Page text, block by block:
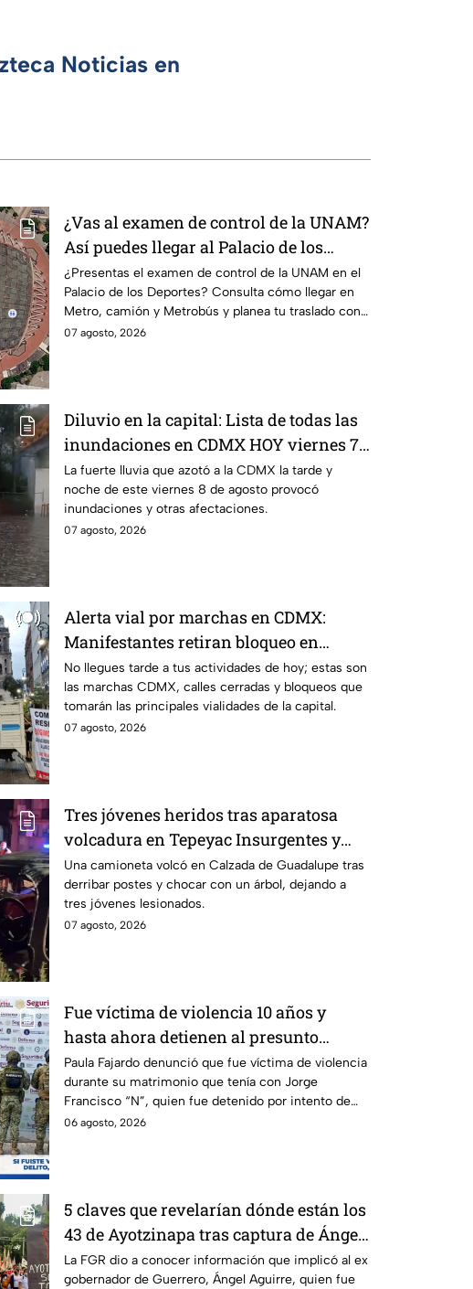
Noticias en
¿Vas al examen de control de la UNAM?
Así puedes llegar al Palacio de los
Deportes en Metro, camión y Metrobús
¿Presentas el examen de control de la UNAM en el
Palacio de los Deportes? Consulta cómo llegar en
Metro, camión y Metrobús y planea tu traslado con
anticipación.
07 agosto, 2026
Diluvio en la capital: Lista de todas las
inundaciones en CDMX HOY viernes 7
de agosto
La fuerte lluvia que azotó a la CDMX la tarde y
noche de este viernes 8 de agosto provocó
inundaciones y otras afectaciones.
07 agosto, 2026
Alerta vial por marchas en CDMX:
Manifestantes retiran bloqueo en
Canela y Eje 3 Sur, colonia Granjas
México
No llegues tarde a tus actividades de hoy; estas son
las marchas CDMX, calles cerradas y bloqueos que
tomarán las principales vialidades de la capital.
07 agosto, 2026
Tres jóvenes heridos tras aparatosa
volcadura en Tepeyac Insurgentes y
operativo en la Juárez, mientras
dormía
Una camioneta volcó en Calzada de Guadalupe tras
derribar postes y chocar con un árbol, dejando a
tres jóvenes lesionados.
07 agosto, 2026
Fue víctima de violencia 10 años y
hasta ahora detienen al presunto
agresor: el caso de Paula Fajardo
Paula Fajardo denunció que fue víctima de violencia
durante su matrimonio que tenía con Jorge
Francisco “N”, quien fue detenido por intento de
feminicidio.
06 agosto, 2026
5 claves que revelarían dónde están los
43 de Ayotzinapa tras captura de Ángel
Aguirre, ex gobernador de Guerrero
La FGR dio a conocer información que implicó al ex
gobernador de Guerrero, Ángel Aguirre, quien fue